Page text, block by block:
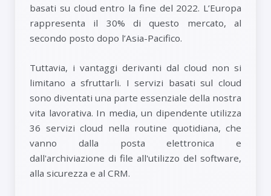
basati su cloud entro la fine del 2022. L’Europa
rappresenta il 30% di questo mercato, al
secondo posto dopo l’Asia-Pacifico.
Tuttavia, i vantaggi derivanti dal cloud non si
limitano a sfruttarli. I servizi basati sul cloud
sono diventati una parte essenziale della nostra
vita lavorativa. In media, un dipendente utilizza
36 servizi cloud nella routine quotidiana, che
vanno dalla posta elettronica e
dall'archiviazione di file all'utilizzo del software,
alla sicurezza e al CRM.